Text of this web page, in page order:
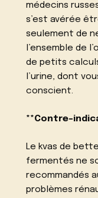
médecins
s’est avérée
seulement de
l’ensemble de
de petits
l’urine, dont
conscient.
**Contre-
Le kvas de
fermentés ne
recommandés
problèmes